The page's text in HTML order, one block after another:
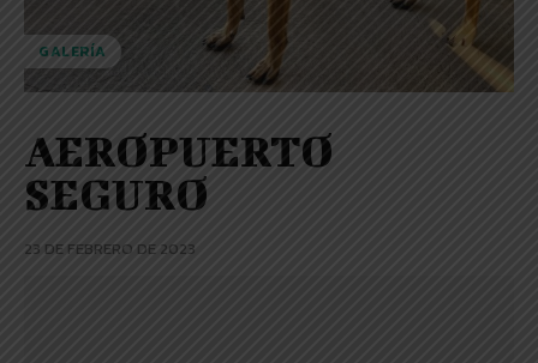
GALERÍA
AEROPUERTO
SEGURO
23 DE FEBRERO DE 2023